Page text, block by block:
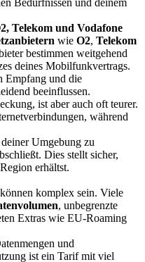
Bedürfnissen und deinem
Telekom und Vodafone
wie O2, Telekom
bestimmen weitgehend
deines Mobilfunkvertrags.
Empfang und die
beeinflussen.
ist aber auch oft teurer.
während
Umgebung zu
Dies stellt sicher,
erhältst.
komplex sein. Viele
, unbegrenzte
Extras wie EU-Roaming
und
ist ein Tarif mit viel